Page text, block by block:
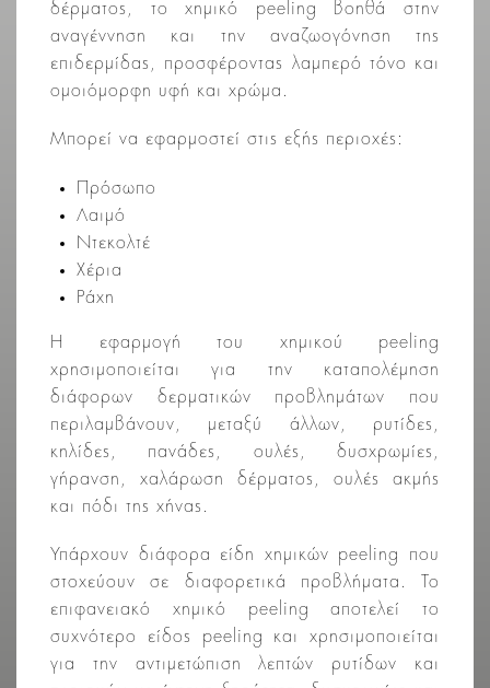
δέρματος, το χημικό peeling βοηθά στην
αναγέννηση και την αναζωογόνηση της
επιδερμίδας, προσφέροντας λαμπερό τόνο και
ομοιόμορφη υφή και χρώμα.
Μπορεί να εφαρμοστεί στις εξής περιοχές:
Πρόσωπο
Λαιμό
Ντεκολτέ
Χέρια
Ράχη
Η εφαρμογή του χημικού peeling
χρησιμοποιείται για την καταπολέμηση
διάφορων δερματικών προβλημάτων που
περιλαμβάνουν, μεταξύ άλλων, ρυτίδες,
κηλίδες, πανάδες, ουλές, δυσχρωμίες,
γήρανση, χαλάρωση δέρματος, ουλές ακμής
και πόδι της χήνας.
Υπάρχουν διάφορα είδη χημικών peeling που
στοχεύουν σε διαφορετικά προβλήματα. Το
επιφανειακό χημικό peeling αποτελεί το
συχνότερο είδος peeling και χρησιμοποιείται
για την αντιμετώπιση λεπτών ρυτίδων και